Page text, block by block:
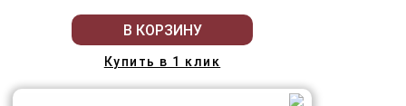
В КОРЗИНУ
Купить в 1 клик